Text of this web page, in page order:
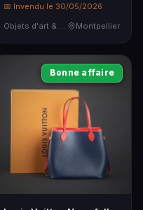
📅 Invendu le 30/05/2026
Montpellier
Bonne affaire